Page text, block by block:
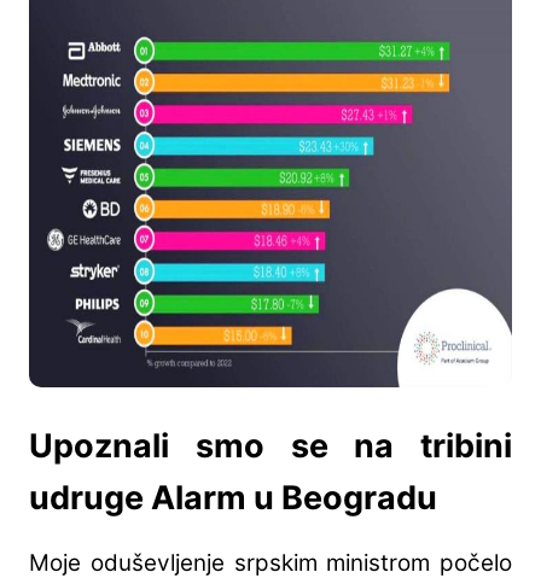
Upoznali smo se na tribini
udruge Alarm u Beogradu
Moje oduševljenje srpskim ministrom počelo